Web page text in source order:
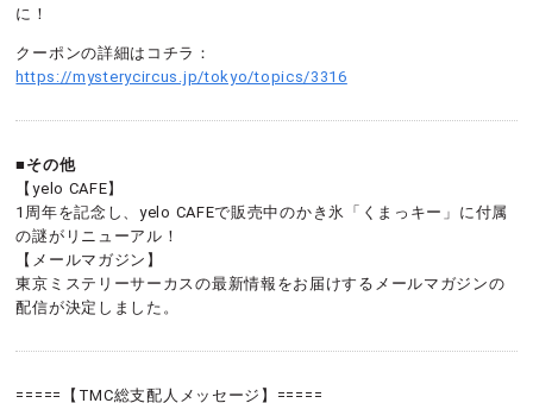
に！
クーポンの詳細はコチラ：
https://mysterycircus.jp/tokyo/topics/3316
■その他
【yelo CAFE】
1周年を記念し、yelo CAFEで販売中のかき氷「くまっキー」に付属
の謎がリニューアル！
【メールマガジン】
東京ミステリーサーカスの最新情報をお届けするメールマガジンの
配信が決定しました。
=====【TMC総支配人メッセージ】=====